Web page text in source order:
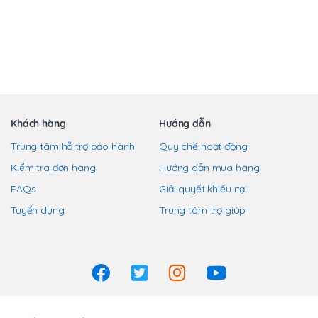
chọn
thể
được
chọn
trang
Khách hàng
Trung tâm hỗ trợ bảo hành
Kiểm tra đơn hàng
FAQs
Tuyển dụng
Hướng dẫn
Quy chế hoạt động
Hướng dẫn mua hàng
Giải quyết khiếu nại
Trung tâm trợ giúp